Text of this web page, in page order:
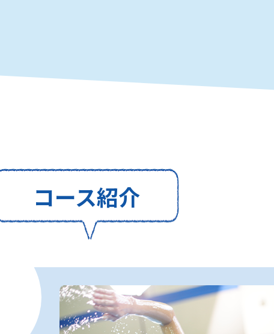
コース紹介